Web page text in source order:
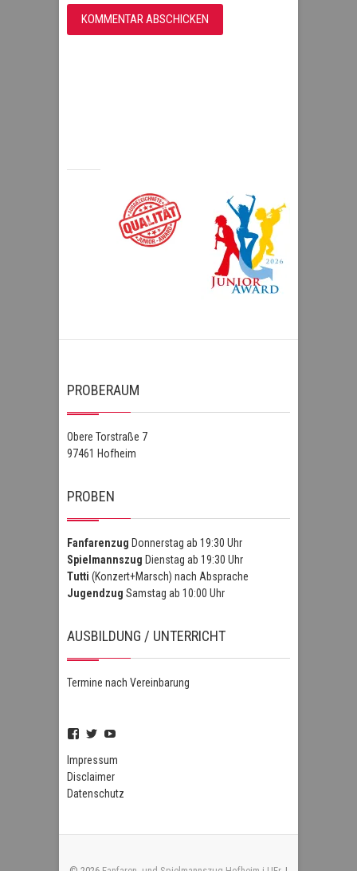
PROBERAUM
Obere Torstraße 7
97461 Hofheim
PROBEN
Fanfarenzug Donnerstag ab 19:30 Uhr
Spielmannszug Dienstag ab 19:30 Uhr
Tutti (Konzert+Marsch) nach Absprache
Jugendzug Samstag ab 10:00 Uhr
AUSBILDUNG / UNTERRICHT
Termine nach Vereinbarung
Profil
FSZHofheim
auf
Facebook
anzeigen
Profil
FSZHOH
Twitter
anzeigen
UCIPUnOSBlWxEpiBka0jOAfw
anzeigen
Impressum
Disclaimer
Datenschutz